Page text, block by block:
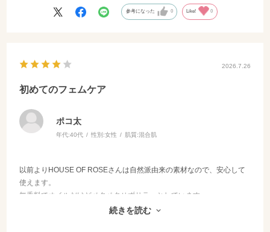
下着に付くこともありませんでした。
無色透明で香りがない所も好きです。
（モニター当選です）
参考になった 0 Like! 0
2026.7.26
初めてのフェムケア
ポコ太
年代:40代 性別:女性 肌質:混合肌
以前よりHOUSE OF ROSEさんは自然派由来の素材なので、安心して
使えます。
無香料でオイルだけどベタベタせずサラッとしています。
今まで保湿を意識したことがなかったので、これから使い続けていき
続きを読む